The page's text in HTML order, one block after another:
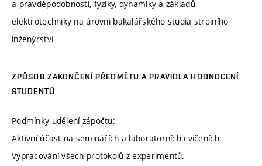
a pravděpodobnosti, fyziky, dynamiky a základů
elektrotechniky na úrovni bakalářského studia strojního
inženýrství
ZPŮSOB ZAKONČENÍ PŘEDMĚTU A PRAVIDLA HODNOCENÍ
STUDENTŮ
Podmínky udělení zápočtu:
Aktivní účast na seminářích a laboratorních cvičeních.
Vypracování všech protokolů z experimentů.